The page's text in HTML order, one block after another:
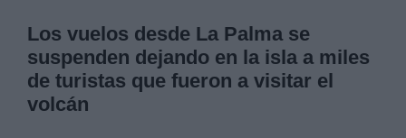
Los vuelos desde La Palma se
suspenden dejando en la isla a miles
de turistas que fueron a visitar el
volcán
Legitimación: